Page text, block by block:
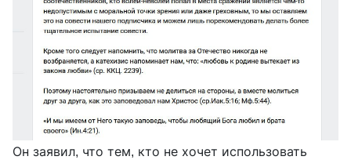
Он заявил, что тем, кто не хочет использовать